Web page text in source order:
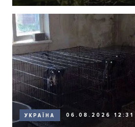
УКРАЇНА 06.08.2026 12:31